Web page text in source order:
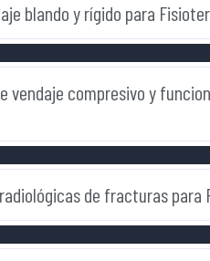
blando y rígido para
vendaje compresivo y
de fracturas para